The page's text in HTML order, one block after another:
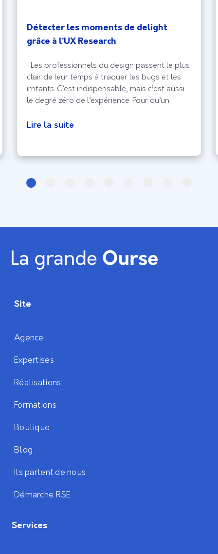
Détecter les moments de delight
grâce à l’UX Research
Les professionnels du design passent le plus
clair de leur temps à traquer les bugs et les
irritants. C’est indispensable, mais c’est aussi
le degré zéro de l’expérience. Pour qu’un
delight, ce moment où l’utilisateur ne se
Lire la suite
Site
Agence
Expertises
Réalisations
Formations
Boutique
Blog
Ils parlent de nous
Démarche RSE
Services